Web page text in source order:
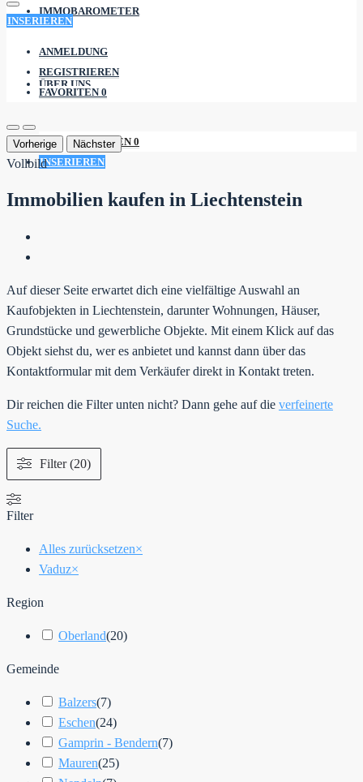
IMMOBAROMETER
ÜBER UNS
FAVORITEN 0
INSERIEREN
INSERIEREN
ANMELDUNG
REGISTRIEREN
FAVORITEN 0
Vorherige Nächster
Vollbild
Immobilien kaufen in Liechtenstein
Auf dieser Seite erwartet dich eine vielfältige Auswahl an
Kaufobjekten in Liechtenstein, darunter Wohnungen, Häuser,
Grundstücke und gewerbliche Objekte. Mit einem Klick auf das
Objekt siehst du, wer es anbietet und kannst dann über das
Kontaktformular mit dem Verkäufer direkt in Kontakt treten.
Dir reichen die Filter unten nicht? Dann gehe auf die verfeinerte
Suche.
Filter (20)
Filter
Alles zurücksetzen×
Vaduz×
Region
Oberland(20)
Gemeinde
Balzers(7)
Eschen(24)
Gamprin - Bendern(7)
Mauren(25)